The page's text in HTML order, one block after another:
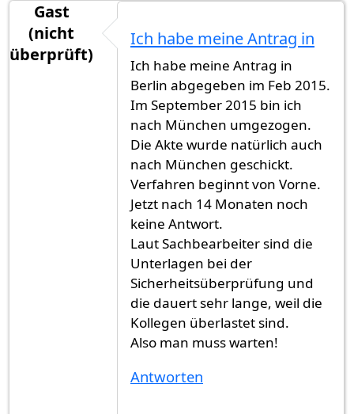
Gast
(nicht
überprüft)
Ich habe meine Antrag in
Ich habe meine Antrag in
Berlin abgegeben im Feb 2015.
Im September 2015 bin ich
nach München umgezogen.
Die Akte wurde natürlich auch
nach München geschickt.
Verfahren beginnt von Vorne.
Jetzt nach 14 Monaten noch
keine Antwort.
Laut Sachbearbeiter sind die
Unterlagen bei der
Sicherheitsüberprüfung und
die dauert sehr lange, weil die
Kollegen überlastet sind.
Also man muss warten!
Antworten